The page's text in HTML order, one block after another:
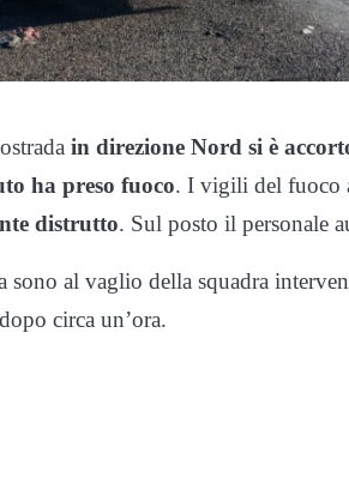
in direzione Nord si è
ha preso fuoco. I vigili del fuoco
distrutto. Sul posto il personale
sono al vaglio della squadra
circa un’ora.